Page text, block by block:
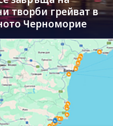
творби грейват в
Черноморие